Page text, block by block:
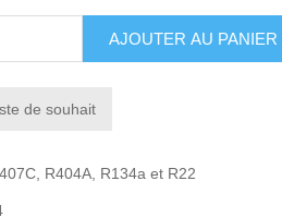
de souhait
R404A, R134a et R22